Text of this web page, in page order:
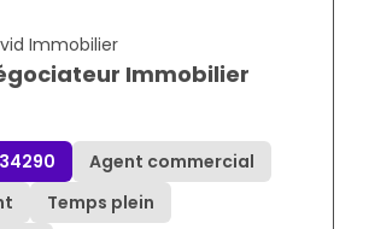
Immobilier
Immobilier
Agent commercial
Temps plein